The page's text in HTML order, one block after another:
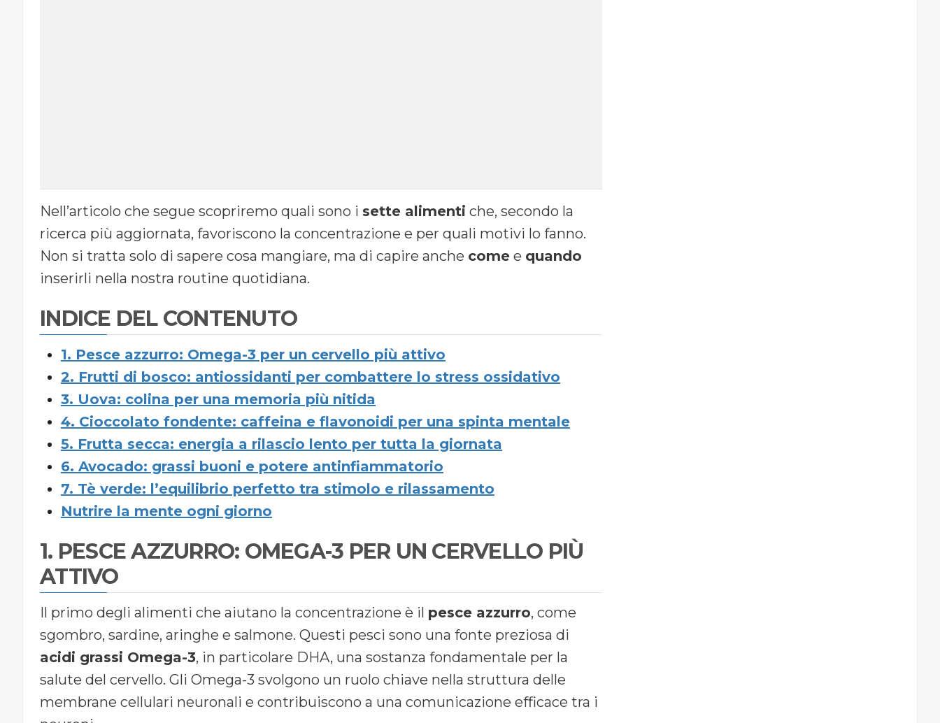
Nell’articolo che segue scopriremo quali sono i sette alimenti che, secondo la
ricerca più aggiornata, favoriscono la concentrazione e per quali motivi lo fanno.
Non si tratta solo di sapere cosa mangiare, ma di capire anche come e quando
inserirli nella nostra routine quotidiana.
INDICE DEL CONTENUTO
1. Pesce azzurro: Omega-3 per un cervello più attivo
2. Frutti di bosco: antiossidanti per combattere lo stress ossidativo
3. Uova: colina per una memoria più nitida
4. Cioccolato fondente: caffeina e flavonoidi per una spinta mentale
5. Frutta secca: energia a rilascio lento per tutta la giornata
6. Avocado: grassi buoni e potere antinfiammatorio
7. Tè verde: l’equilibrio perfetto tra stimolo e rilassamento
Nutrire la mente ogni giorno
1. PESCE AZZURRO: OMEGA-3 PER UN CERVELLO PIÙ
ATTIVO
Il primo degli alimenti che aiutano la concentrazione è il pesce azzurro, come
sgombro, sardine, aringhe e salmone. Questi pesci sono una fonte preziosa di
acidi grassi Omega-3, in particolare DHA, una sostanza fondamentale per la
salute del cervello. Gli Omega-3 svolgono un ruolo chiave nella struttura delle
membrane cellulari neuronali e contribuiscono a una comunicazione efficace tra i